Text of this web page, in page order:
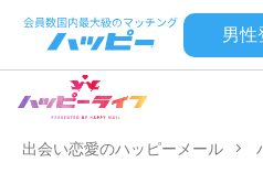
男性
出会い恋愛のハッピーメール